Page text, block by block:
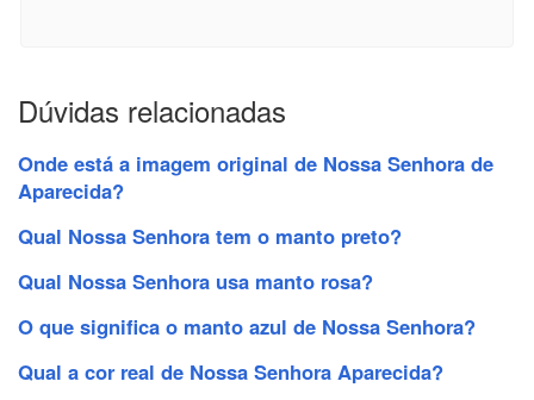
Dúvidas relacionadas
Onde está a imagem original de Nossa Senhora de
Aparecida?
Qual Nossa Senhora tem o manto preto?
Qual Nossa Senhora usa manto rosa?
O que significa o manto azul de Nossa Senhora?
Qual a cor real de Nossa Senhora Aparecida?